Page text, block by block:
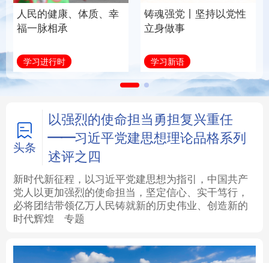
访谈 视频 图片 政务
信息化 数字经济
学术中国 乡村振兴 银龄 溯源中国
城市 旅游 能源 会展
彩票 娱乐 时尚 悦读
公益 一带一路 亚太网 上市公司
人民的健康、体质、幸
福一脉相承
学习进行时
铸魂强党丨坚持以党性
立身做事
学习新语
头条
以强烈的使命担当勇担复兴重任
——习近平党建思想理论品格系列
述评之四
新时代新征程，以习近平党建思想为指引，中国共产
党人以更加强烈的使命担当，坚定信心、实干笃行，
必将团结带领亿万人民铸就新的历史伟业、创造新的
时代辉煌
专题